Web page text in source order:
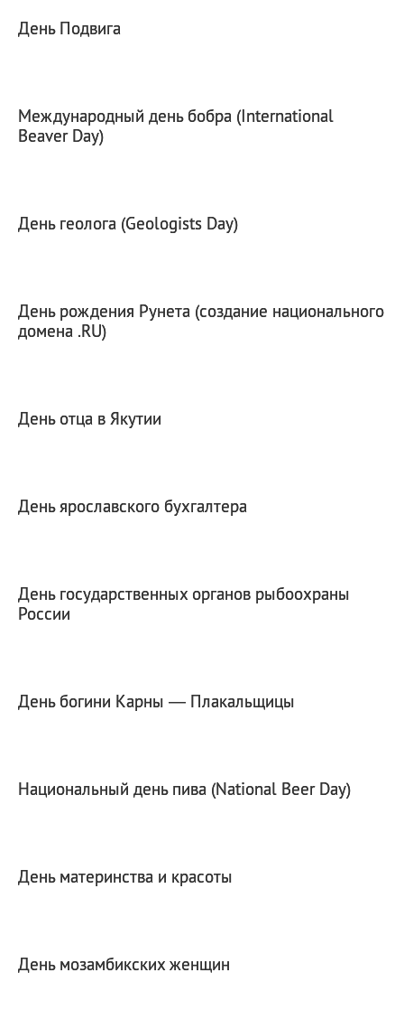
День Подвига
Международный день бобра (International
Beaver Day)
День геолога (Geologists Day)
День рождения Рунета (создание национального
домена .RU)
День отца в Якутии
День ярославского бухгалтера
День государственных органов рыбоохраны
России
День богини Карны — Плакальщицы
Национальный день пива (National Beer Day)
День материнства и красоты
День мозамбикских женщин